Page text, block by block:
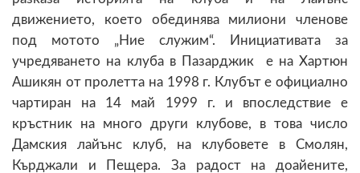
движението, което обединява милиони членове
под мотото „Ние служим“. Инициативата за
учредяването на клуба в Пазарджик е на Хартюн
Ашикян от пролетта на 1998 г. Клубът е официално
чартиран на 14 май 1999 г. и впоследствие е
кръстник на много други клубове, в това число
Дамския лайънс клуб, на клубовете в Смолян,
Кърджали и Пещера. За радост на доайените,